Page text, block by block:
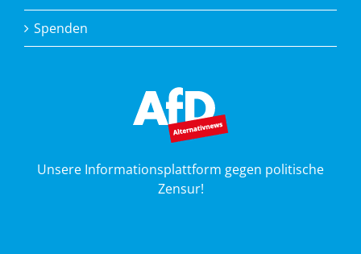
Spenden
Unsere Informationsplattform gegen politische
Zensur!